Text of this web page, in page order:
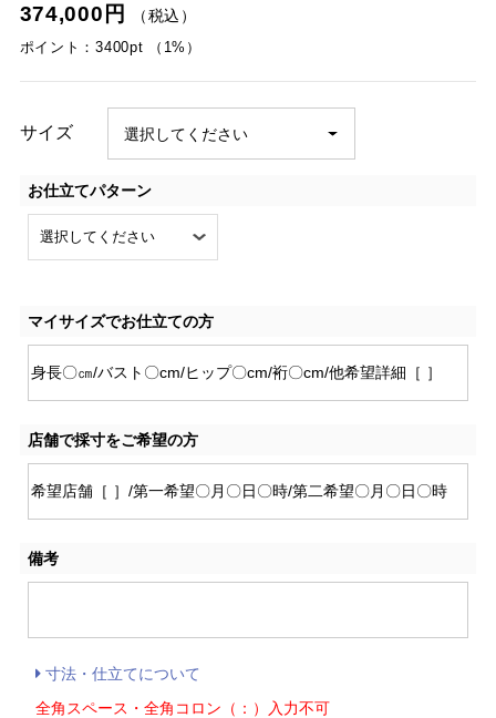
374,000円
（税込）
ポイント：3400pt （1%）
サイズ
お仕立てパターン
マイサイズでお仕立ての方
店舗で採寸をご希望の方
備考
寸法・仕立てについて
全角スペース・全角コロン（：）入力不可